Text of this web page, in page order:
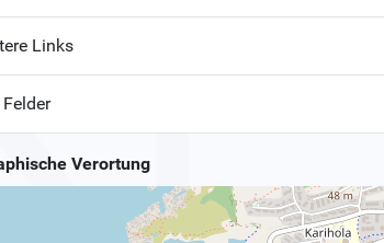
Links
Verortung